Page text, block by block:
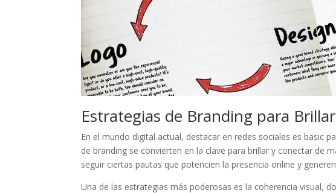
Estrategias de ​Branding para
En el mundo digital actual,⁤ destacar en redes sociales ‍es basic
de‌ branding se convierten en la clave‌ para ⁤brillar y⁤ conectar de
seguir ciertas pautas que⁣ potencien la presencia online ⁣y
Una​ de las estrategias más poderosas es la⁢ coherencia visual,